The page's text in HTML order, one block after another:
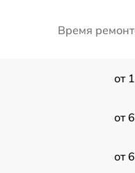
Время
от
от
от